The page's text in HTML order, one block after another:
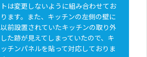
トは変更しないように組み合わせてお
ります。また、キッチンの左側の壁に
以前設置されていたキッチンの取り外
した跡が見えてしまっていたので、キ
ッチンパネルを貼って対応しておりま